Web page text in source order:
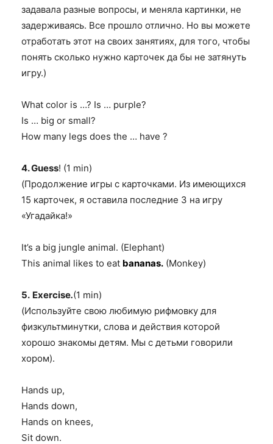
задавала разные вопросы, и меняла картинки, не
задерживаясь. Все прошло отлично. Но вы можете
отработать этот на своих занятиях, для того, чтобы
понять сколько нужно карточек да бы не затянуть
игру.)
What color is …? Is … purple?
Is … big or small?
How many legs does the … have ?
4. Guess! (1 min)
(Продолжение игры с карточками. Из имеющихся
15 карточек, я оставила последние 3 на игру
«Угадайка!»
It’s a big jungle animal. (Elephant)
This animal likes to eat bananas. (Monkey)
5. Exercise.(1 min)
(Используйте свою любимую рифмовку для
физкультминутки, слова и действия которой
хорошо знакомы детям. Мы с детьми говорили
хором).
Hands up,
Hands down,
Hands on knees,
Sit down.